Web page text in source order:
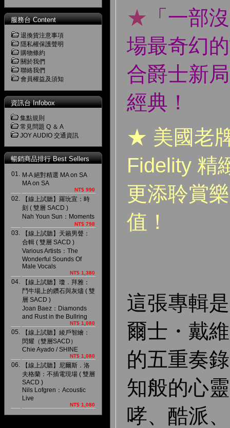
服務台 Content
退換貨注意事項
隱私權保護聲明
購物條約
關於我們
聯絡我們
會員權益及須知
資訊台 Infobox
集點規則
常見問題 Q ＆ A
JOY AUDIO 交通資訊
暢銷商品排行 Best Sellers
01. M‧A 絕對精選 MA on SA
MA on SA
NT$ 990
02.
【線上試聽】羅玧宣：時
刻 ( 雙層 SACD )
Nah Youn Sun：Moments
NT$ 798
03.
【線上試聽】天籟男聲：
合輯 ( 雙層 SACD )
Various Artists：The
Wonderful Sounds Of
Male Vocals
NT$ 1,380
04.
【線上試聽】瓊．拜雅：
鬥牛場上的鑽石與灰燼 ( 雙
層 SACD )
Joan Baez：Diamonds
and Rust in the Bullring
NT$ 1,080
05.
【線上試聽】綾戶智繪：
閃耀（雙層SACD）
Chie Ayado / SHINE
NT$ 1,080
06.
【線上試聽】尼爾斯．洛
夫格蘭：不插電現場 ( 雙層
SACD )
Nils Lofgren：Acoustic
Live
NT$ 1,080
★ 「一部
場最奇幻
合爵士新
經典 ！
★ 美國老
Fidelity 精
更添聆賞
值 ！
這張專輯
爾士・戴
的五重奏
知般的心
哮、酷派